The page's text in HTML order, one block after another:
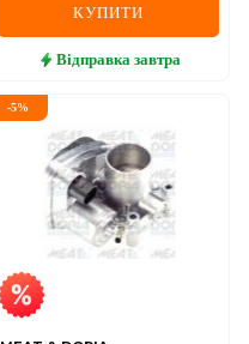
КУПИТИ
Відправка завтра
-5%